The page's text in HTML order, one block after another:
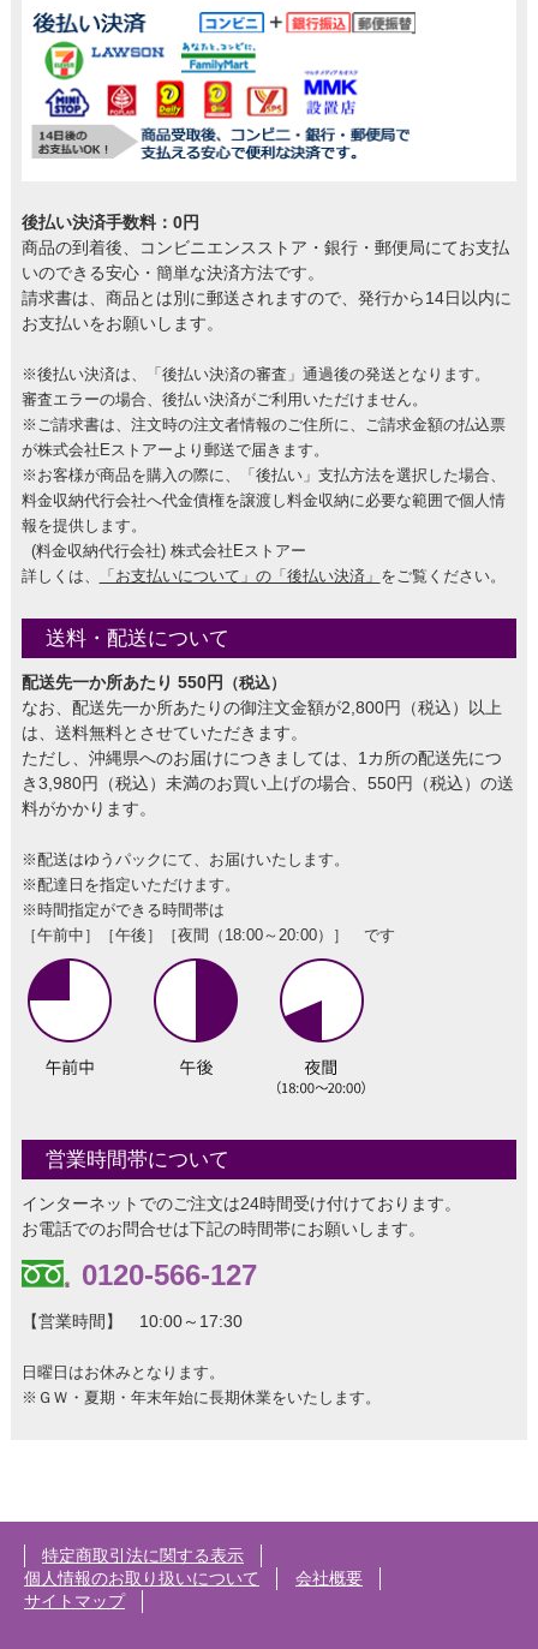
後払い決済手数料：0円
商品の到着後、コンビニエンスストア・銀行・郵便局にてお支払
いのできる安心・簡単な決済方法です。
請求書は、商品とは別に郵送されますので、発行から14日以内に
お支払いをお願いします。
※後払い決済は、「後払い決済の審査」通過後の発送となります。
審査エラーの場合、後払い決済がご利用いただけません。
※ご請求書は、注文時の注文者情報のご住所に、ご請求金額の払込票
が株式会社Eストアーより郵送で届きます。
※お客様が商品を購入の際に、「後払い」支払方法を選択した場合、
料金収納代行会社へ代金債権を譲渡し料金収納に必要な範囲で個人情
報を提供します。
(料金収納代行会社) 株式会社Eストアー
詳しくは、
「お支払いについて」の「後払い決済」 をご覧ください。
送料・配送について
配送先一か所あたり 550円 （税込）
なお、配送先一か所あたりの御注文金額が2,800円（税込）以上
は、送料無料とさせていただきます。
ただし、沖縄県へのお届けにつきましては、1カ所の配送先につ
き3,980円（税込）未満のお買い上げの場合、550円（税込）の送
料がかかります。
※配送はゆうパックにて、お届けいたします。
※配達日を指定いただけます。
※時間指定ができる時間帯は
［午前中］［午後］［夜間（18:00～20:00）］ です
営業時間帯について
インターネットでのご注文は24時間受け付けております。
お電話でのお問合せは下記の時間帯にお願いします。
0120-566-127
【営業時間】 10:00～17:30
日曜日はお休みとなります。
※ＧＷ・夏期・年末年始に長期休業をいたします。
特定商取引法に関する表示
個人情報のお取り扱いについて
会社概要
サイトマップ